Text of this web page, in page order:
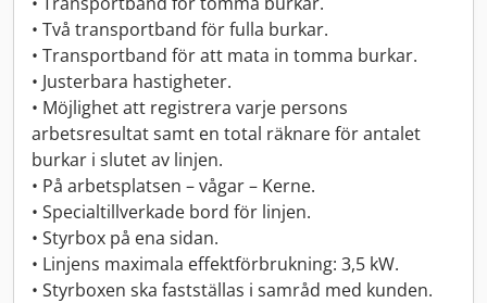
• Två transportband för fulla burkar.
• Transportband för att mata in tomma burkar.
• Justerbara hastigheter.
• Möjlighet att registrera varje persons
arbetsresultat samt en total räknare för antalet
burkar i slutet av linjen.
• På arbetsplatsen – vågar – Kerne.
• Specialtillverkade bord för linjen.
• Styrbox på ena sidan.
• Linjens maximala effektförbrukning: 3,5 kW.
• Styrboxen ska fastställas i samråd med kunden.